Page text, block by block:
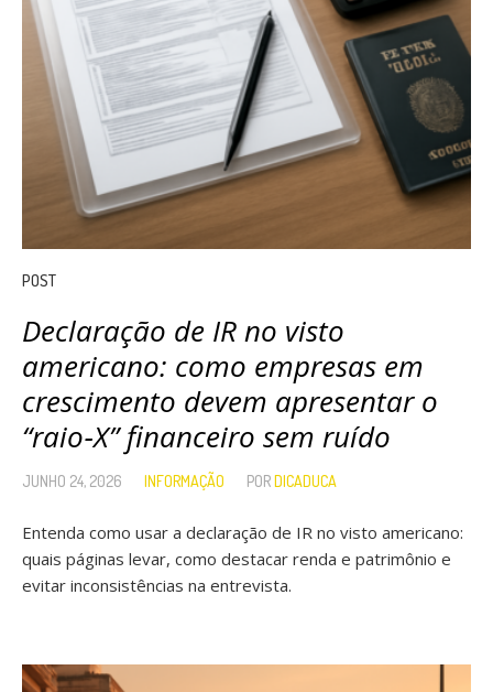
POST
Declaração de IR no visto
americano: como empresas em
crescimento devem apresentar o
“raio‑X” financeiro sem ruído
JUNHO 24, 2026 INFORMAÇÃO PORDICADUCA
Entenda como usar a declaração de IR no visto americano:
quais páginas levar, como destacar renda e patrimônio e
evitar inconsistências na entrevista.